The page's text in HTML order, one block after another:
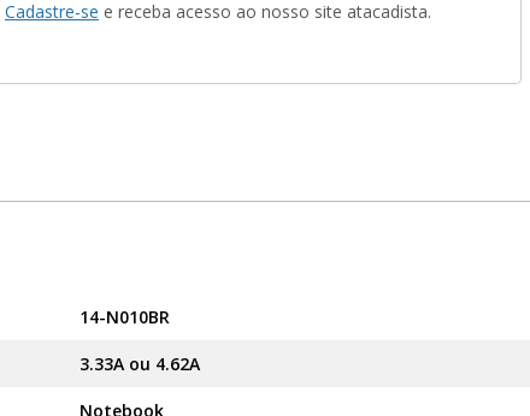
Cadastre-se e receba acesso ao nosso site atacadista.
14-N010BR
3.33A ou 4.62A
Notebook